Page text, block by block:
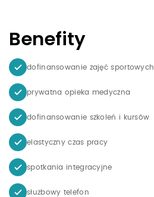
Benefity
dofinansowanie zajęć sportowych
prywatna opieka medyczna
dofinansowanie szkoleń i kursów
elastyczny czas pracy
spotkania integracyjne
służbowy telefon